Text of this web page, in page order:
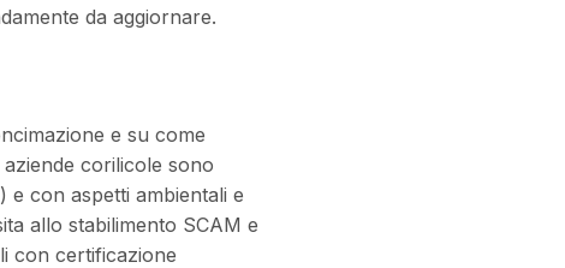
da aggiornare.
e su come
corilicole sono
e con aspetti ambientali e
allo stabilimento SCAM e
con certificazione